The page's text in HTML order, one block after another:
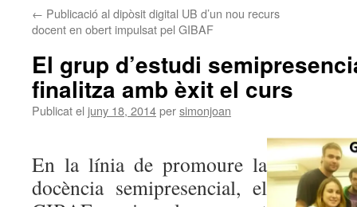
← Publicació al dipòsit digital UB d’un nou recurs
docent en obert impulsat pel GIBAF
El grup d’estudi
finalitza amb èxit el curs
Publicat el juny 18, 2014persimonjoan
En la línia de promoure la
docència semipresencial, el